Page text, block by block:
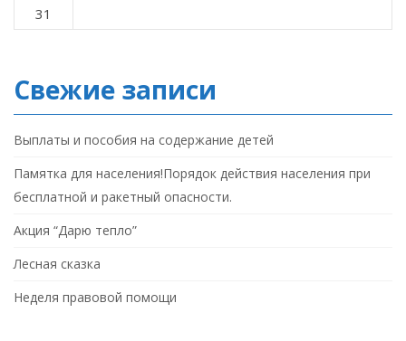
31
Свежие записи
Выплаты и пособия на содержание детей
Памятка для населения!Порядок действия населения при
бесплатной и ракетный опасности.
Акция “Дарю тепло”
Лесная сказка
Неделя правовой помощи